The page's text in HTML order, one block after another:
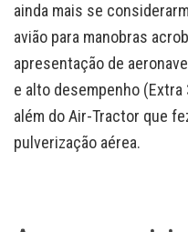
ainda mais se
avião para manobras
apresentação de
e alto desempenho (Extra
além do Air-Tractor que
pulverização aérea.